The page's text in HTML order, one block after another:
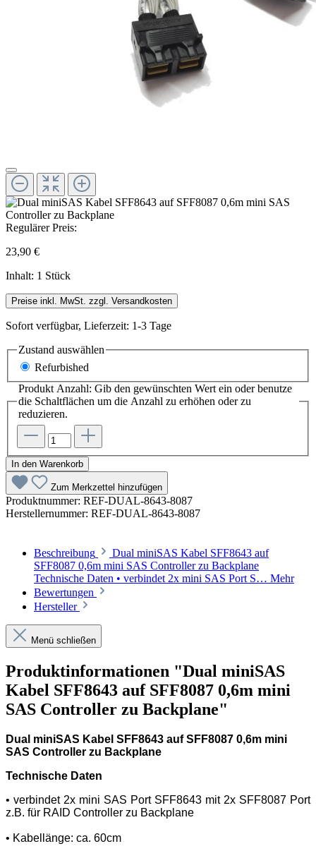
Regulärer Preis:
23,90 €
Inhalt: 1 Stück
Preise inkl. MwSt. zzgl. Versandkosten
Sofort verfügbar, Lieferzeit: 1-3 Tage
Zustand auswählen
Refurbished
Produkt Anzahl: Gib den gewünschten Wert ein oder benutze
die Schaltflächen um die Anzahl zu erhöhen oder zu
reduzieren.
In den Warenkorb
Zum Merkzettel hinzufügen
Produktnummer: REF-DUAL-8643-8087
Herstellernummer: REF-DUAL-8643-8087
Beschreibung
Dual miniSAS Kabel SFF8643 auf
SFF8087 0,6m mini SAS Controller zu Backplane
Technische Daten • verbindet 2x mini SAS Port S… Mehr
Bewertungen
Hersteller
Menü schließen
Produktinformationen "Dual miniSAS
Kabel SFF8643 auf SFF8087 0,6m mini
SAS Controller zu Backplane"
Dual miniSAS Kabel SFF8643 auf SFF8087 0,6m mini
SAS Controller zu Backplane
Technische Daten
• verbindet 2x mini SAS Port SFF8643 mit 2x SFF8087 Port
z.B. für RAID Controller zu Backplane
• Kabellänge: ca. 60cm